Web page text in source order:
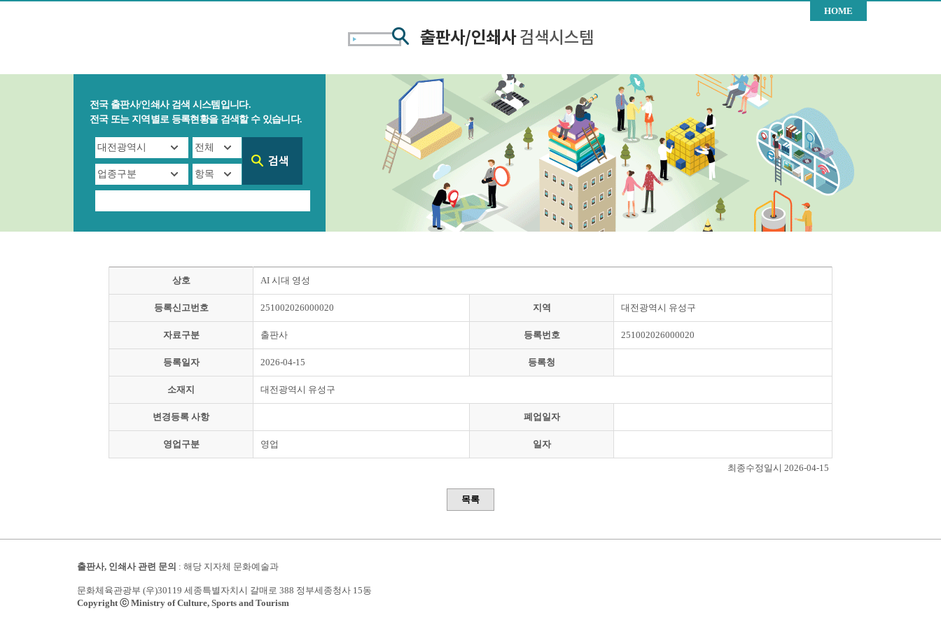
HOME
전국 출판사/인쇄사 검색 시스템입니다.
전국 또는 지역별로 등록현황을 검색할 수 있습니다.
상호 AI 시대 영성
등록신고번호 251002026000020 지역 대전광역시 유성구
자료구분 출판사 등록번호 251002026000020
등록일자 2026-04-15 등록청
소재지 대전광역시 유성구
변경등록 사항 폐업일자
영업구분 영업 일자
최종수정일시 2026-04-15
목록
출판사, 인쇄사 관련 문의 : 해당 지자체 문화예술과
문화체육관광부 (우)30119 세종특별자치시 갈매로 388 정부세종청사 15동
Copyright ⓒ Ministry of Culture, Sports and Tourism